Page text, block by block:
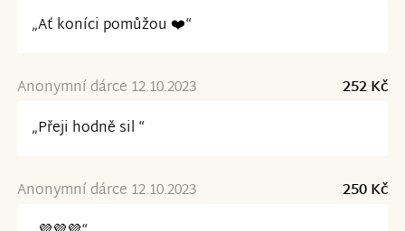
„Ať koníci pomůžou ❤️“
Anonymní dárce 12.10.2023
252 Kč
„Přeji hodně sil “
Anonymní dárce 12.10.2023
250 Kč